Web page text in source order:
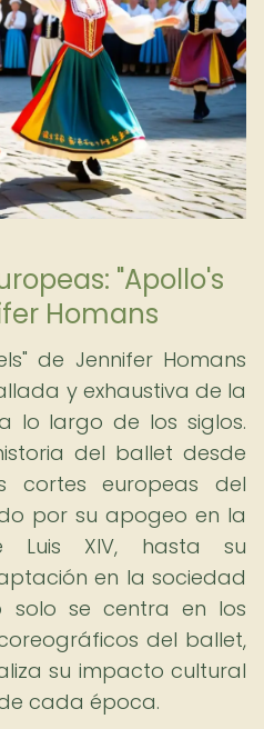
"Apollo's
Homans
de Jennifer Homans
y exhaustiva de la
lo largo de los siglos.
del ballet desde
cortes europeas del
por su apogeo en la
Luis XIV, hasta su
en la sociedad
solo se centra en los
del ballet,
su impacto cultural
cada época.